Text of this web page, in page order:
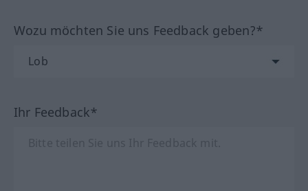
Wozu möchten Sie uns Feedback geben?*
Ihr Feedback*